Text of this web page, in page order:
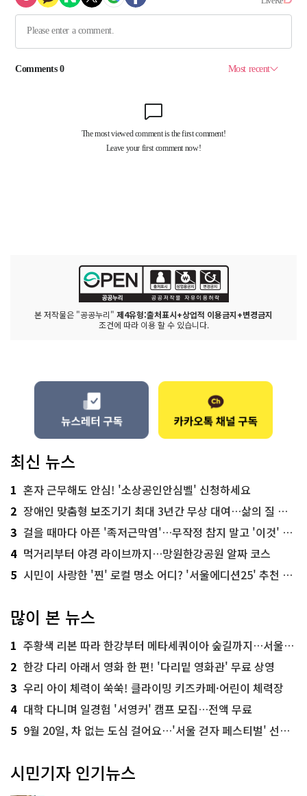
본 저작물은 "공공누리" 제4유형:출처표시+상업적 이용금지+변경금지
조건에 따라 이용 할 수 있습니다.
최신 뉴스
1 혼자 근무해도 안심! '소상공인안심벨' 신청하세요
2 장애인 맞춤형 보조기기 최대 3년간 무상 대여…삶의 질 높인다
3 걸을 때마다 아픈 '족저근막염'…무작정 참지 말고 '이것' 해보세요!
4 먹거리부터 야경 라이브까지…망원한강공원 알짜 코스
5 시민이 사랑한 '찐' 로컬 명소 어디? '서울에디션25' 추천 코스
많이 본 뉴스
1 주황색 리본 따라 한강부터 메타세쿼이아 숲길까지…서울둘레길 15코스
2 한강 다리 아래서 영화 한 편! '다리밑 영화관' 무료 상영
3 우리 아이 체력이 쑥쑥! 클라이밍 키즈카페·어린이 체력장
4 대학 다니며 일경험 '서영커' 캠프 모집…전액 무료
5 9월 20일, 차 없는 도심 걸어요…'서울 걷자 페스티벌' 선착순 5천명
시민기자 인기뉴스